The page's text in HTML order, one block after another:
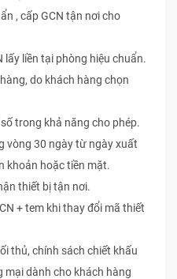
, cấp GCN tận nơi cho
liền tại phòng hiệu chuẩn.
do khách hàng chọn
trong khả năng cho phép.
30 ngày từ ngày xuất
khoản hoặc tiền mặt.
thiết bị tận nơi.
+ tem khi thay đổi mã thiết
thủ, chính sách chiết khấu
dành cho khách hàng